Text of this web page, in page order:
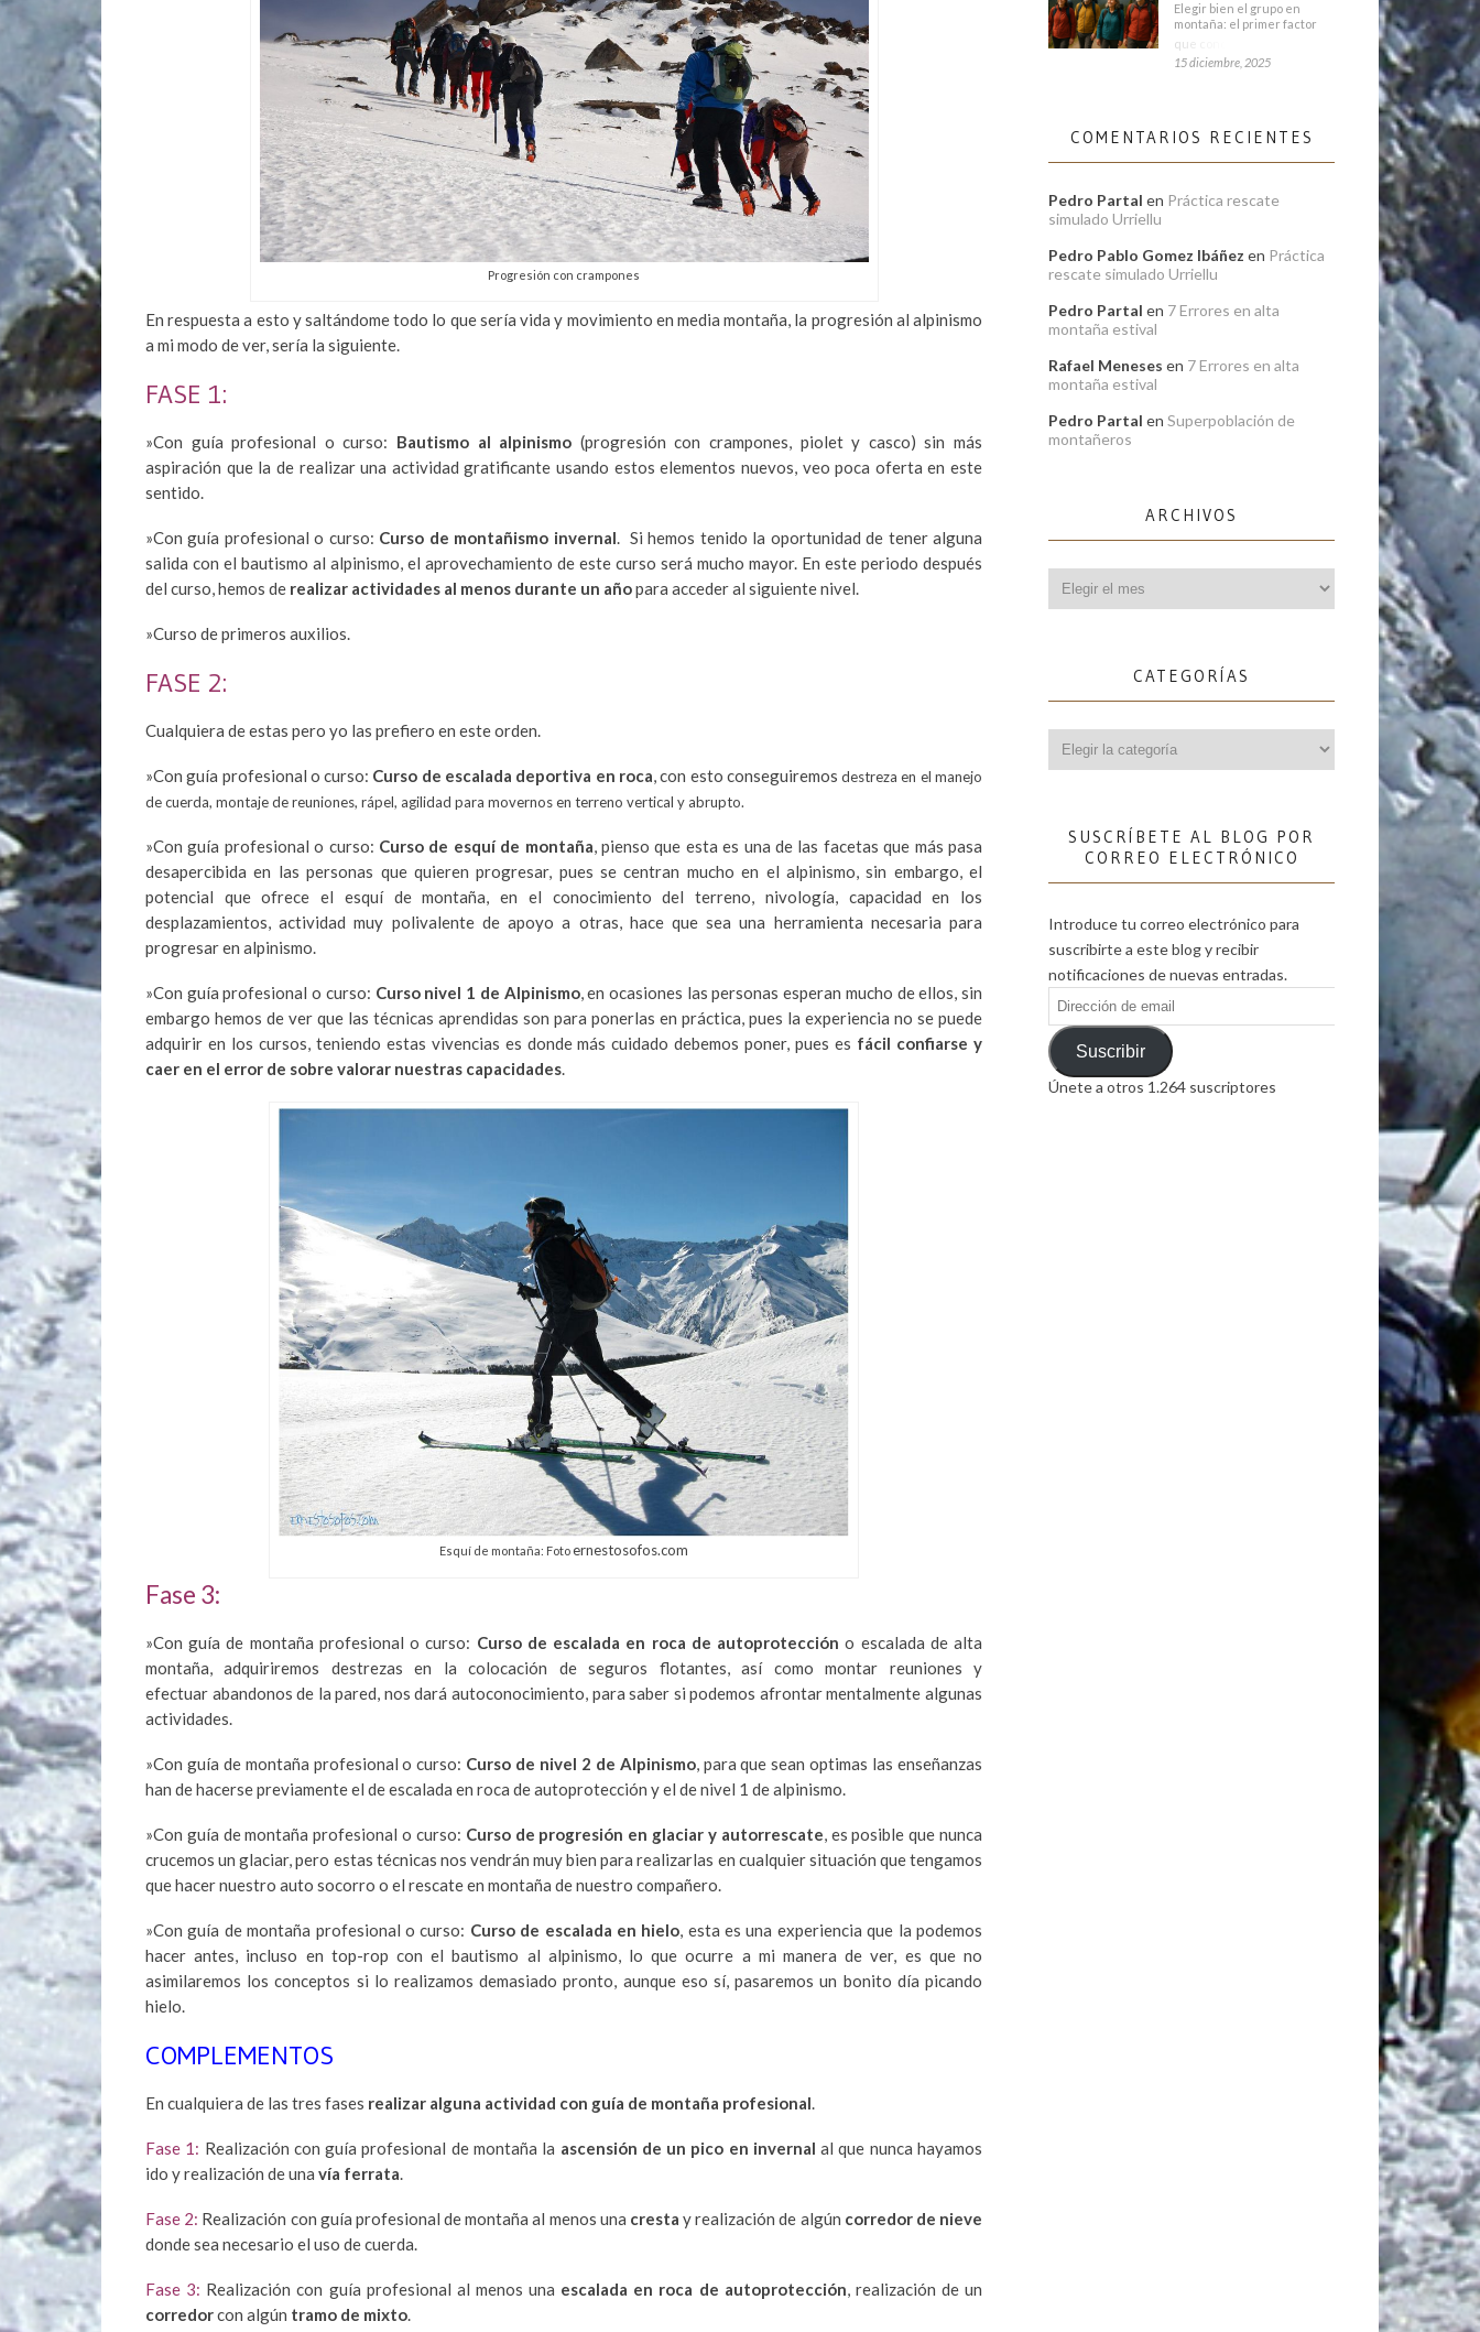
Progresión con crampones
En respuesta a esto y saltándome todo lo que sería vida y movimiento en media montaña, la progresión al alpinismo
a mi modo de ver, sería la siguiente.
FASE 1:
»Con guía profesional o curso: Bautismo al alpinismo (progresión con crampones, piolet y casco) sin más
aspiración que la de realizar una actividad gratificante usando estos elementos nuevos, veo poca oferta en este
sentido.
»Con guía profesional o curso: Curso de montañismo invernal. Si hemos tenido la oportunidad de tener alguna
salida con el bautismo al alpinismo, el aprovechamiento de este curso será mucho mayor. En este periodo después
del curso, hemos de realizar actividades al menos durante un añopara acceder al siguiente nivel.
»Curso de primeros auxilios.
FASE 2:
Cualquiera de estas pero yo las prefiero en este orden.
»Con guía profesional o curso: Curso de escalada deportiva en roca, con esto conseguiremosdestreza en elmanejo
de cuerda, montaje de reuniones, rápel, agilidad para movernos en terreno vertical y abrupto.
»Con guía profesional o curso: Curso de esquí de montaña, pienso que esta es una de las facetas que más pasa
desapercibida en las personas que quieren progresar, pues se centran mucho en el alpinismo, sin embargo, el
potencial que ofrece el esquí de montaña, en el conocimiento del terreno, nivología, capacidad en los
desplazamientos, actividad muy polivalente de apoyo a otras, hace que sea una herramienta necesaria para
progresar en alpinismo.
»Con guía profesional o curso: Curso nivel 1 de Alpinismo, en ocasiones las personas esperan mucho de ellos, sin
embargo hemos de ver que las técnicas aprendidas son para ponerlas en práctica, pues la experiencia no se puede
adquirir en los cursos, teniendo estas vivencias es donde más cuidado debemos poner, pues es fácil confiarse y
caer en el error de sobre valorar nuestras capacidades.
Esquí de montaña: Fotoernestosofos.com
Fase 3:
»Con guía de montaña profesional o curso: Curso de escalada en roca de autoprotección o escalada de alta
montaña, adquiriremos destrezas en la colocación de seguros flotantes, así como montar reuniones y
efectuar abandonos de la pared, nos dará autoconocimiento, para saber si podemos afrontar mentalmente algunas
actividades.
»Con guía de montaña profesional o curso: Curso de nivel 2 de Alpinismo, para que sean optimas las enseñanzas
han de hacerse previamente el de escalada en roca de autoprotección y el de nivel 1 de alpinismo.
»Con guía de montaña profesional o curso: Curso de progresión en glaciar y autorrescate, es posible que nunca
crucemos un glaciar, pero estas técnicas nos vendrán muy bien para realizarlas en cualquier situación que tengamos
que hacer nuestro auto socorro o el rescate en montaña de nuestro compañero.
»Con guía de montaña profesional o curso: Curso de escalada en hielo, esta es una experiencia que la podemos
hacer antes, incluso en top-rop con el bautismo al alpinismo, lo que ocurre a mi manera de ver, es que no
asimilaremos los conceptos si lo realizamos demasiado pronto, aunque eso sí, pasaremos un bonito día picando
hielo.
COMPLEMENTOS
En cualquiera de las tres fases realizar alguna actividad con guía de montaña profesional.
Fase 1: Realización con guía profesional de montaña la ascensión de un pico en invernal al que nunca hayamos
ido y realización de una vía ferrata.
Fase 2: Realización con guía profesional de montaña al menos una cresta y realización de algún corredor de nieve
donde sea necesario el uso de cuerda.
Fase 3: Realización con guía profesional al menos una escalada en roca de autoprotección, realización de un
corredorcon algún tramo de mixto.
Elegir bien el grupo en
montaña: el primer factor
que condiciona tu
15 diciembre, 2025
COMENTARIOS RECIENTES
Pedro Partal en Práctica rescate
simulado Urriellu
Pedro Pablo Gomez Ibáñez en Práctica
rescate simulado Urriellu
Pedro Partal en 7 Errores en alta
montaña estival
Rafael Meneses en 7 Errores en alta
montaña estival
Pedro Partal en Superpoblación de
montañeros
ARCHIVOS
CATEGORÍAS
SUSCRÍBETE AL BLOG POR
CORREO ELECTRÓNICO
Introduce tu correo electrónico para
suscribirte a este blog y recibir
notificaciones de nuevas entradas.
Dirección
de
emailSuscribir
Únete a otros 1.264 suscriptores